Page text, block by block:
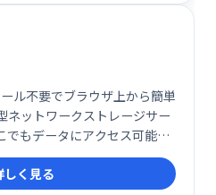
ル不要でブラウザ上から簡単
ネットワークストレージサー
でもデータにアクセス可能
なデータ管理を実現します。
しく見る